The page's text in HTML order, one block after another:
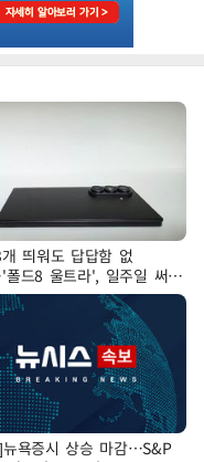
띄워도 답답함 없
드8 울트라', 일주일 써보
뉴욕증시 상승 마감…S&P